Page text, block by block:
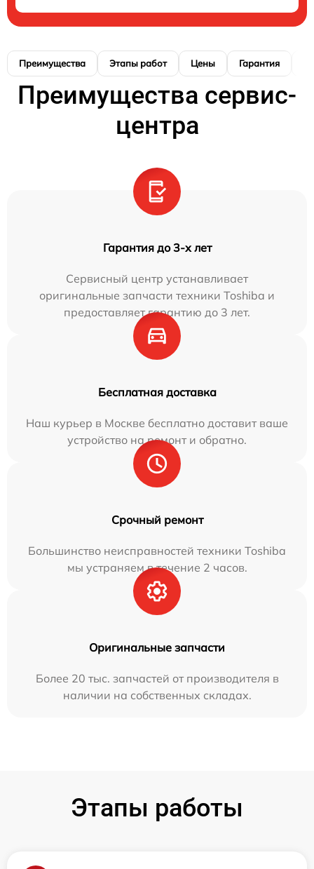
Преимущества Этапы работ Цены Гарантия
Преимущества сервис-
центра
Гарантия до 3-х лет
Сервисный центр устанавливает
оригинальные запчасти техники Toshiba и
предоставляет гарантию до 3 лет.
Бесплатная доставка
Наш курьер в Москве бесплатно доставит ваше
устройство на ремонт и обратно.
Срочный ремонт
Большинство неисправностей техники Toshiba
мы устраняем в течение 2 часов.
Оригинальные запчасти
Более 20 тыс. запчастей от производителя в
наличии на собственных складах.
Этапы работы